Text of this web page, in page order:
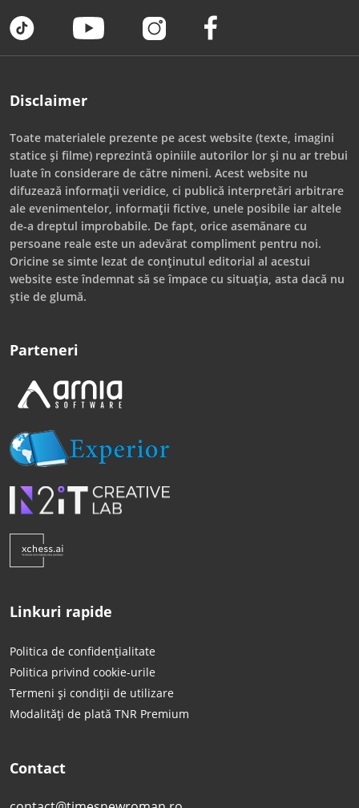
Disclaimer
Toate materialele prezente pe acest website (texte, imagini
statice și filme) reprezintă opiniile autorilor lor și nu ar trebui
luate în considerare de către nimeni. Acest website nu
difuzează informații veridice, ci publică interpretări arbitrare
ale evenimentelor, informații fictive, unele posibile iar altele
de-a dreptul improbabile. De fapt, orice asemănare cu
persoane reale este un adevărat compliment pentru noi.
Oricine se simte lezat de conținutul editorial al acestui
website este îndemnat să se împace cu situația, asta dacă nu
știe de glumă.
Parteneri
Linkuri rapide
Politica de confidențialitate
Politica privind cookie-urile
Termeni și condiții de utilizare
Modalități de plată TNR Premium
Contact